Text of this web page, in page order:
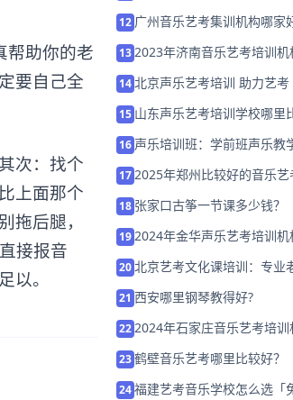
助你的老
要自己全
次：找个
上面那个
后腿，
接报音
以。
12 广州音乐艺考集训机构哪家
132023年济南音乐艺考培训机
14北京声乐艺考培训 助力艺考
15 山东声乐艺考培训学校哪里
16 声乐培训班：学前班声乐教
172025年郑州比较好的音乐
18 张家口古筝一节课多少钱？
192024年金华声乐艺考培训机
20北京艺考文化课培训：专业
21 西安哪里钢琴教得好?
222024年石家庄音乐艺考培训
23鹤壁音乐艺考哪里比较好？
24福建艺考音乐学校怎么选「